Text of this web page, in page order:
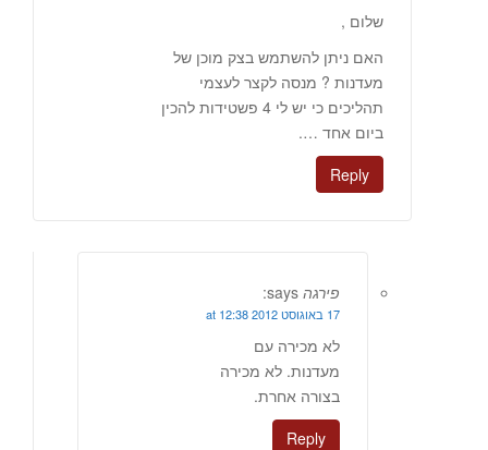
שלום ,
האם ניתן להשתמש בצק מוכן של
מעדנות ? מנסה לקצר לעצמי
תהליכים כי יש לי 4 פשטידות להכין
ביום אחד ….
Reply
פירגה says:
17 באוגוסט 2012 at 12:38
לא מכירה עם
מעדנות. לא מכירה
בצורה אחרת.
Reply